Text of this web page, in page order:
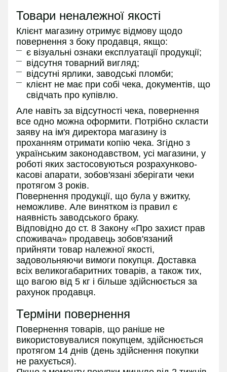
Товари неналежної якості
Клієнт магазину отримує відмову щодо
повернення з боку продавця, якщо:
є візуальні ознаки експлуатації продукції;
відсутня товарний вигляд;
відсутні ярлики, заводські пломби;
клієнт не має при собі чека, документів, що
свідчать про купівлю.
Але навіть за відсутності чека, повернення
все одно можна оформити. Потрібно скласти
заяву на ім'я директора магазину із
проханням отримати копію чека. Згідно з
українським законодавством, усі магазини, у
роботі яких застосовуються розрахунково-
касові апарати, зобов'язані зберігати чеки
протягом 3 років.
Повернення продукції, що була у вжитку,
неможливе. Але винятком із правил є
наявність заводського браку.
Відповідно до ст. 8 Закону «Про захист прав
споживача» продавець зобов'язаний
прийняти товар належної якості,
задовольняючи вимоги покупця. Доставка
всіх великогабаритних товарів, а також тих,
що вагою від 5 кг і більше здійснюється за
рахунок продавця.
Терміни повернення
Повернення товарів, що раніше не
використовувалися покупцем, здійснюється
протягом 14 днів (день здійснення покупки
не рахується).